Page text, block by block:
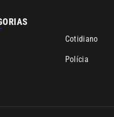
| Empresa de Comunicação